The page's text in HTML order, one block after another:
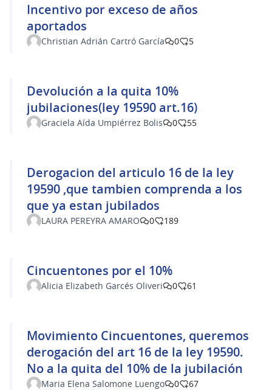
Incentivo por exceso de años
aportados
Christian Adrián Cartró García 0 5
Devolución a la quita 10%
jubilaciones(ley 19590 art.16)
Graciela Aída Umpiérrez Bolis 0 55
Derogacion del articulo 16 de la ley
19590 ,que tambien comprenda a los
que ya estan jubilados
LAURA PEREYRA AMARO 0 189
Cincuentones por el 10%
Alicia Elizabeth Garcés Oliveri 0 61
Movimiento Cincuentones, queremos
derogación del art 16 de la ley 19590.
No a la quita del 10% de la jubilación
Maria Elena Salomone Luengo 0 67